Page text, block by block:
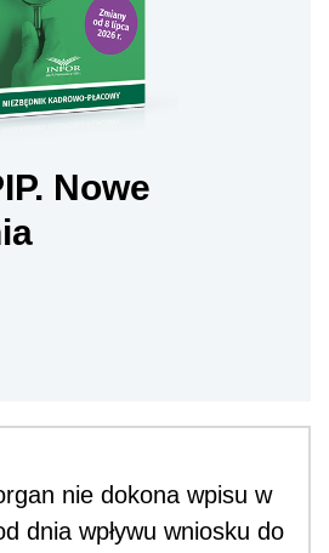
Nowe
nie dokona wpisu w
dnia wpływu wniosku do